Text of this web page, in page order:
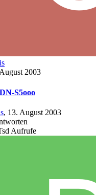
2003
S5ooo
, 13. August 2003
Aufrufe